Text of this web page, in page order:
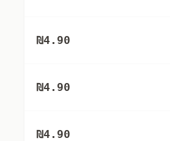
₪4.90
₪4.90
₪4.90